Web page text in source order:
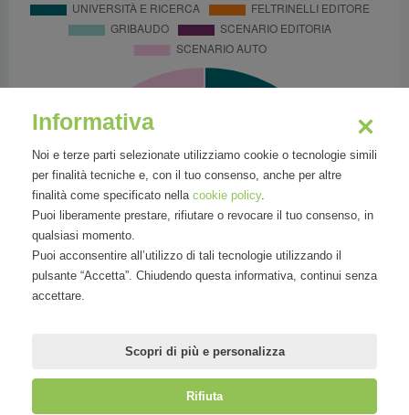
Informativa
Noi e terze parti selezionate utilizziamo cookie o tecnologie simili
per finalità tecniche e, con il tuo consenso, anche per altre
finalità come specificato nella cookie policy.
Puoi liberamente prestare, rifiutare o revocare il tuo consenso, in
qualsiasi momento.
Puoi acconsentire all’utilizzo di tali tecnologie utilizzando il
pulsante “Accetta”. Chiudendo questa informativa, continui senza
accettare.
Scopri di più e personalizza
Rifiuta